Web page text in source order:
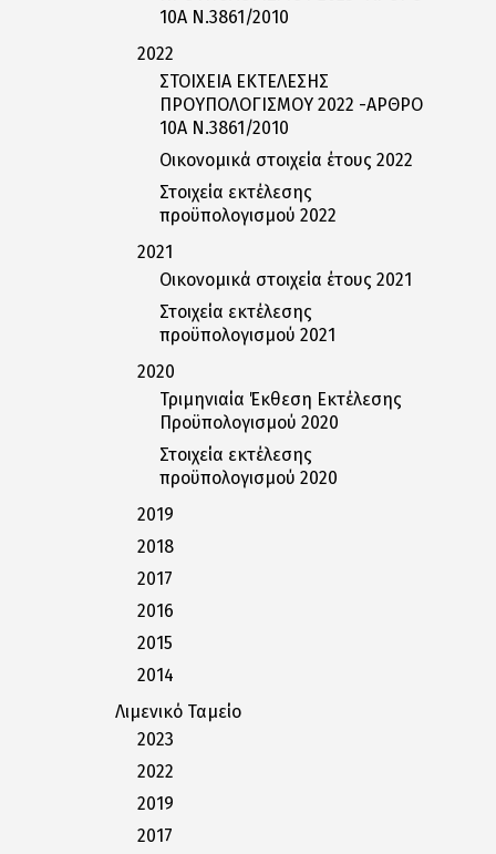
10Α Ν.3861/2010
2022
ΣΤΟΙΧΕΙΑ ΕΚΤΕΛΕΣΗΣ
ΠΡΟΥΠΟΛΟΓΙΣΜΟΥ 2022 -ΑΡΘΡΟ
10Α Ν.3861/2010
Οικονομικά στοιχεία έτους 2022
Στοιχεία εκτέλεσης
προϋπολογισμού 2022
2021
Οικονομικά στοιχεία έτους 2021
Στοιχεία εκτέλεσης
προϋπολογισμού 2021
2020
Τριμηνιαία Έκθεση Εκτέλεσης
Προϋπολογισμού 2020
Στοιχεία εκτέλεσης
προϋπολογισμού 2020
2019
2018
2017
2016
2015
2014
Λιμενικό Ταμείο
2023
2022
2019
2017